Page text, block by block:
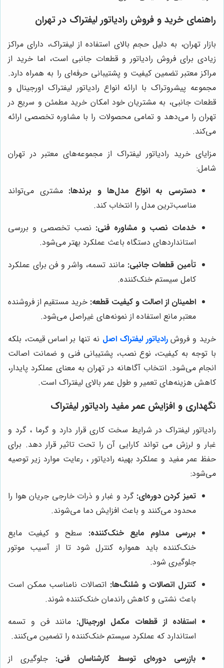
راهنمای خرید و فروش رادیاتور لیفتراک در تهران
بازار تهران، به دلیل حجم بالای استفاده از لیفتراک، دارای مراکز
زیادی برای فروش رادیاتور و قطعات جانبی است، اما خرید از
مراکز معتبر تضمین کیفیت و پشتیبانی حرفه‌ای را به همراه دارد.
مجموعه پیشروتراک با ارائه انواع رادیاتور لیفتراک اورجینال و
قطعات جانبی، به مشتریان خود امکان خرید مطمئن و سریع در
تهران را می‌دهد و تمامی محصولات را با مشاوره تخصصی ارائه
می‌کند.
مزایای خرید رادیاتور لیفتراک از مجموعه‌های معتبر در تهران
شامل:
دسترسی به انواع مدل‌ها و برندها: مشتری می‌تواند
مناسب‌ترین مدل را انتخاب کند.
خدمات نصب و مشاوره فنی: نصب تخصصی و بررسی
استانداردهای دستگاه باعث عملکرد بهتر می‌شود.
تأمین قطعات جانبی: مانند تسمه، واشر و فن برای عملکرد
کامل سیستم خنک‌کننده.
اطمینان از اصالت و کیفیت قطعه: خرید مستقیم از فروشنده
معتبر مانع استفاده از نمونه‌های غیراصل می‌شود.
خرید و فروشرادیاتور لیفتراک اصل نه تنها بر اساس قیمت، بلکه
با توجه به کیفیت، نوع نصب، پشتیبانی فنی و ضمانت اصالت
انجام می‌شود. انتخاب آگاهانه در تهران به معنای عملکرد پایدار،
کاهش هزینه‌های تعمیر و طول عمر بالای لیفتراک است.
نگهداری و افزایش عمر مفید رادیاتور لیفتراک
رادیاتور لیفتراک در شرایط سخت کاری قرار دارد و گرما ، گرد و
غبار و لرزش می‌ تواند کارایی آن را تحت تاثیر قرار دهد. برای
حفظ عمر مفید و عملکرد بهینه رادیاتور ، رعایت موارد زیر توصیه
می‌شود:
تمیز کردن دوره‌ای: گرد و غبار و ذرات خارجی جریان هوا را
محدود می‌کنند و باعث افزایش دما می‌شوند.
بررسی مداوم مایع خنک‌کننده: سطح و کیفیت مایع
خنک‌کننده باید همواره کنترل شود تا از آسیب موتور
جلوگیری شود.
کنترل اتصالات و شلنگ‌ها: اتصالات نامناسب ممکن است
باعث نشتی و کاهش راندمان خنک‌کننده شوند.
استفاده از قطعات مکمل اورجینال: مانند فن و تسمه
استاندارد که عملکرد سیستم خنک‌کننده را تضمین می‌کنند.
بازرسی دوره‌ای توسط کارشناسان فنی: جلوگیری از